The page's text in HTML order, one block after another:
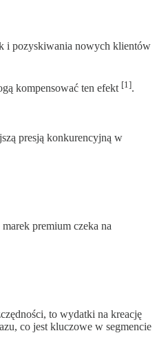
i pozyskiwania nowych klientów
kompensować ten efekt [1].
presją konkurencyjną w
premium czeka na
to wydatki na kreację
co jest kluczowe w segmencie